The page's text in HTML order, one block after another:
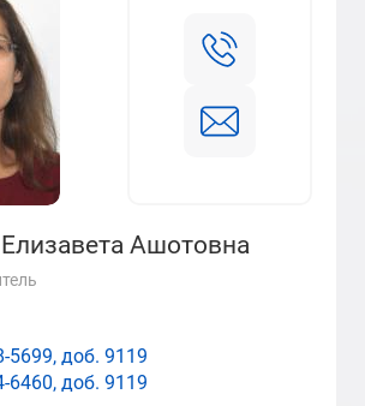
Ашотовна
5699, доб. 9119
6460, доб. 9119